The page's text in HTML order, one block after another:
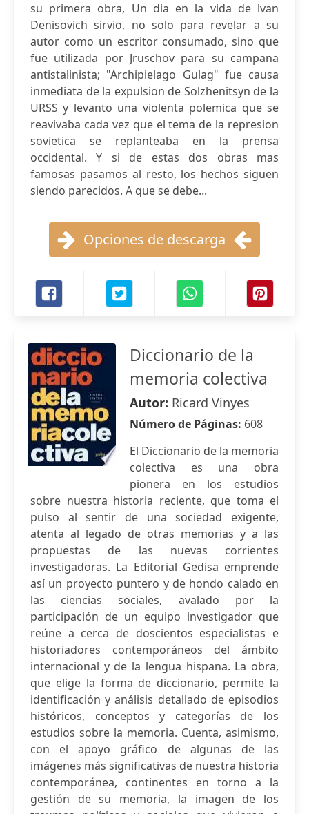
su primera obra, Un dia en la vida de lvan
Denisovich sirvio, no solo para revelar a su
autor como un escritor consumado, sino que
fue utilizada por Jruschov para su campana
antistalinista; "Archipielago Gulag" fue causa
inmediata de la expulsion de Solzhenitsyn de la
URSS y levanto una violenta polemica que se
reavivaba cada vez que el tema de la represion
sovietica se replanteaba en la prensa
occidental. Y si de estas dos obras mas
famosas pasamos al resto, los hechos siguen
siendo parecidos. A que se debe...
Opciones de descarga
Diccionario de la
memoria colectiva
Autor: Ricard Vinyes
Número de Páginas: 608
El Diccionario de la memoria
colectiva es una obra
pionera en los estudios
sobre nuestra historia reciente, que toma el
pulso al sentir de una sociedad exigente,
atenta al legado de otras memorias y a las
propuestas de las nuevas corrientes
investigadoras. La Editorial Gedisa emprende
así un proyecto puntero y de hondo calado en
las ciencias sociales, avalado por la
participación de un equipo investigador que
reúne a cerca de doscientos especialistas e
historiadores contemporáneos del ámbito
internacional y de la lengua hispana. La obra,
que elige la forma de diccionario, permite la
identificación y análisis detallado de episodios
históricos, conceptos y categorías de los
estudios sobre la memoria. Cuenta, asimismo,
con el apoyo gráfico de algunas de las
imágenes más significativas de nuestra historia
contemporánea, continentes en torno a la
gestión de su memoria, la imagen de los